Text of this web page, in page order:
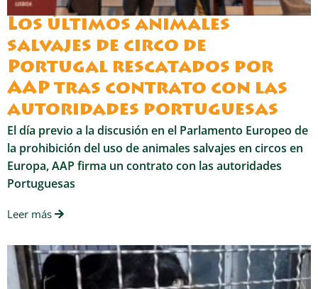
Los últimos animales
salvajes de circo de
Portugal rescatados por
AAP tras contrato con las
autoridades portuguesas
El día previo a la discusión en el Parlamento Europeo de
la prohibición del uso de animales salvajes en circos en
Europa, AAP firma un contrato con las autoridades
Portuguesas
Leer más